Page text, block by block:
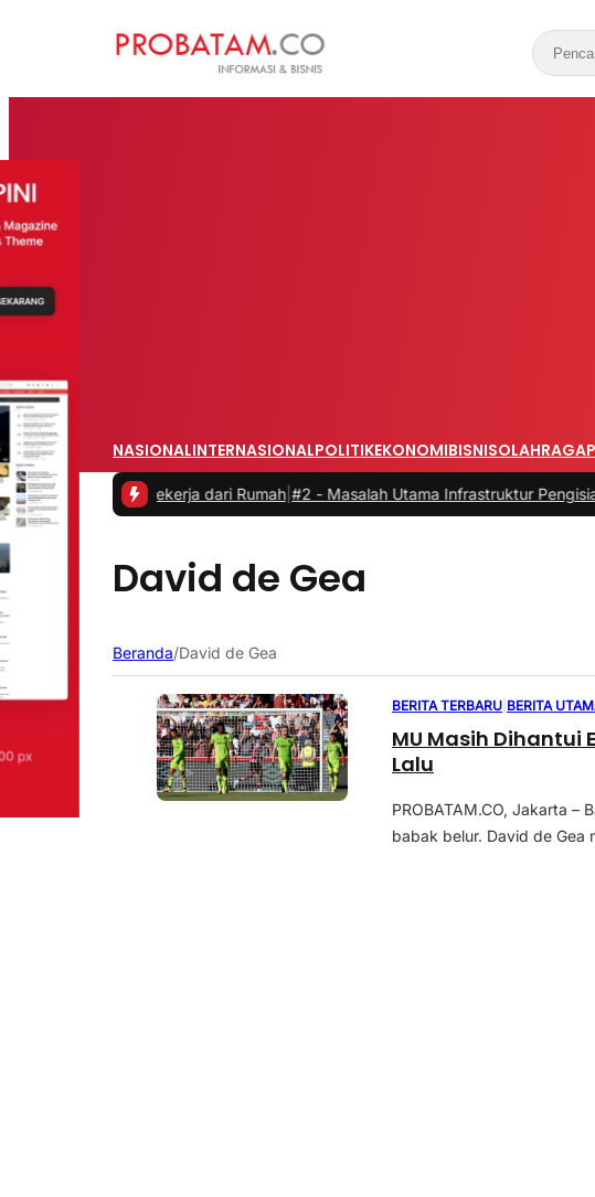
NASIONALINTERNASIONALPOLITIKEKONOMIBISNISOLAHRAGA
saat Bekerja dari Rumah|#2 -Masalah Utama Infrastruktur Pengisian Daya
David de Gea
Beranda/David de Gea
BERITA TERBARU BERITA
MU Masih Dihantui
Lalu
PROBATAM.CO, Jakarta –
babak belur. David de Gea